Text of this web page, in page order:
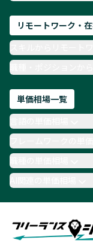
リモートワーク・
職種・ポジションか
単価相場一覧
職種の単価相場
AI関連の単価相場